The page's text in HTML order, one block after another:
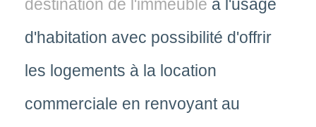
destination de l'immeuble à l'usage
d'habitation avec possibilité d'offrir
les logements à la location
commerciale en renvoyant au